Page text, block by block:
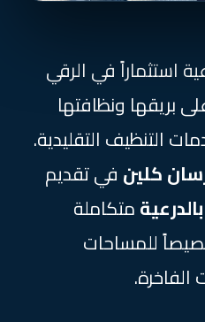
استثماراً في الرقي
بريقها ونظافتها
التنظيف التقليدية.
كلين في تقديم
متكاملة
للمساحات